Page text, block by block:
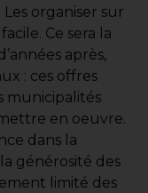
Les organiser sur
Ce sera la
après,
: ces offres
municipalités
en oeuvre.
dans la
générosité des
limité des